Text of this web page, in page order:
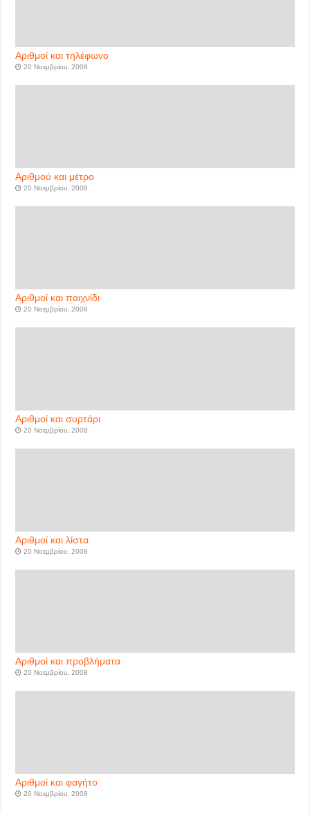
Αριθμοί και τηλέφωνο
20 Νοεμβρίου, 2008
Αριθμού και μέτρο
20 Νοεμβρίου, 2008
Αριθμοί και παιχνίδι
20 Νοεμβρίου, 2008
Αριθμοί και συρτάρι
20 Νοεμβρίου, 2008
Αριθμοί και λίστα
20 Νοεμβρίου, 2008
Αριθμοί και προβλήματα
20 Νοεμβρίου, 2008
Αριθμοί και φαγήτο
20 Νοεμβρίου, 2008